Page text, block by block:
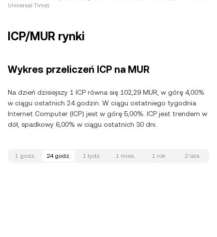
Universal Time)
ICP/MUR rynki
Wykres przeliczeń ICP na MUR
Na dzień dzisiejszy 1 ICP równa się 102,29 MUR, w górę 4,00%
w ciągu ostatnich 24 godzin. W ciągu ostatniego tygodnia
Internet Computer (ICP) jest w górę 5,00%. ICP jest trendem w
dół, spadkowy 6,00% w ciągu ostatnich 30 dni.
1 godz. 24 godz. 1 tydz. 1 mies. 1 rok 2 lata